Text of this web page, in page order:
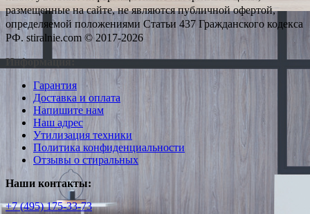
размещенные на сайте, не являются публичной офертой,
определяемой положениями Статьи 437 Гражданского кодекса
РФ. stiralnie.com © 2017-2026
Информация:
Гарантия
Доставка и оплата
Напишите нам
Наш адрес
Утилизация техники
Политика конфиденциальности
Отзывы о стиральных
Наши контакты:
+7 (495) 175-33-73